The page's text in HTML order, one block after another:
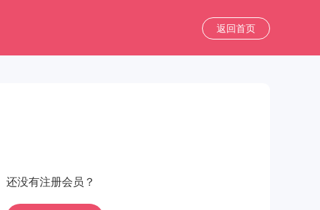
返回首页
还没有注册会员？